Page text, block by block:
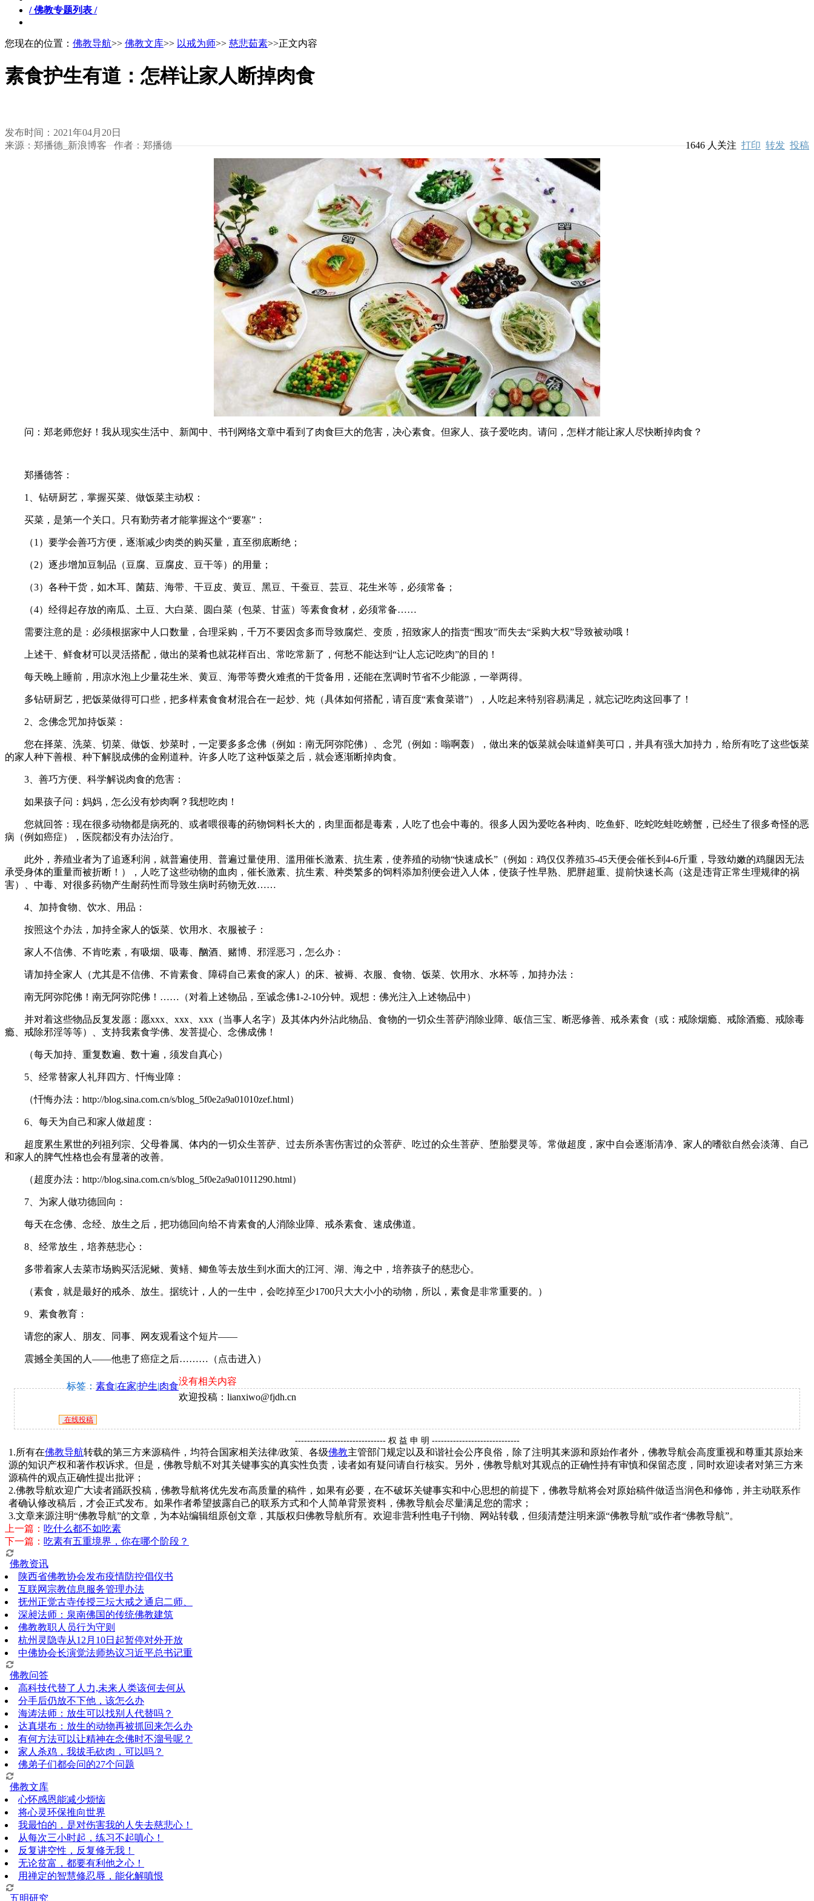
/ 佛教专题列表 /
您现在的位置： 佛教导航>> 佛教文库>> 以戒为师>> 慈悲茹素>>正文内容
素食护生有道：怎样让家人断掉肉食
发布时间：2021年04月20日
来源：郑播德_新浪博客 作者：郑播德
1646人关注 打印 转发 投稿
问：郑老师您好！我从现实生活中、新闻中、书刊网络文章中看到了肉食巨大的危害，决心素食。但家人、孩子爱吃肉。请问，怎样才能让家人尽快断掉肉食？
郑播德答：
1、钻研厨艺，掌握买菜、做饭菜主动权：
买菜，是第一个关口。只有勤劳者才能掌握这个“要塞”：
（1）要学会善巧方便，逐渐减少肉类的购买量，直至彻底断绝；
（2）逐步增加豆制品（豆腐、豆腐皮、豆干等）的用量；
（3）各种干货，如木耳、菌菇、海带、干豆皮、黄豆、黑豆、干蚕豆、芸豆、花生米等，必须常备；
（4）经得起存放的南瓜、土豆、大白菜、圆白菜（包菜、甘蓝）等素食食材，必须常备……
需要注意的是：必须根据家中人口数量，合理采购，千万不要因贪多而导致腐烂、变质，招致家人的指责“围攻”而失去“采购大权”导致被动哦！
上述干、鲜食材可以灵活搭配，做出的菜肴也就花样百出、常吃常新了，何愁不能达到“让人忘记吃肉”的目的！
每天晚上睡前，用凉水泡上少量花生米、黄豆、海带等费火难煮的干货备用，还能在烹调时节省不少能源，一举两得。
多钻研厨艺，把饭菜做得可口些，把多样素食食材混合在一起炒、炖（具体如何搭配，请百度“素食菜谱”），人吃起来特别容易满足，就忘记吃肉这回事了！
2、念佛念咒加持饭菜：
您在择菜、洗菜、切菜、做饭、炒菜时，一定要多多念佛（例如：南无阿弥陀佛）、念咒（例如：嗡啊轰），做出来的饭菜就会味道鲜美可口，并具有强大加持力，给所有吃了这些饭菜
的家人种下善根、种下解脱成佛的金刚道种。许多人吃了这种饭菜之后，就会逐渐断掉肉食。
3、善巧方便、科学解说肉食的危害：
如果孩子问：妈妈，怎么没有炒肉啊？我想吃肉！
您就回答：现在很多动物都是病死的、或者喂很毒的药物饲料长大的，肉里面都是毒素，人吃了也会中毒的。很多人因为爱吃各种肉、吃鱼虾、吃蛇吃蛙吃螃蟹，已经生了很多奇怪的恶
病（例如癌症），医院都没有办法治疗。
此外，养殖业者为了追逐利润，就普遍使用、普遍过量使用、滥用催长激素、抗生素，使养殖的动物“快速成长”（例如：鸡仅仅养殖35-45天便会催长到4-6斤重，导致幼嫩的鸡腿因无法
承受身体的重量而被折断！），人吃了这些动物的血肉，催长激素、抗生素、种类繁多的饲料添加剂便会进入人体，使孩子性早熟、肥胖超重、提前快速长高（这是违背正常生理规律的祸
害）、中毒、对很多药物产生耐药性而导致生病时药物无效……
4、加持食物、饮水、用品：
按照这个办法，加持全家人的饭菜、饮用水、衣服被子：
家人不信佛、不肯吃素，有吸烟、吸毒、酗酒、赌博、邪淫恶习，怎么办：
请加持全家人（尤其是不信佛、不肯素食、障碍自己素食的家人）的床、被褥、衣服、食物、饭菜、饮用水、水杯等，加持办法：
南无阿弥陀佛！南无阿弥陀佛！……（对着上述物品，至诚念佛1-2-10分钟。观想：佛光注入上述物品中）
并对着这些物品反复发愿：愿xxx、xxx、xxx（当事人名字）及其体内外沾此物品、食物的一切众生菩萨消除业障、皈信三宝、断恶修善、戒杀素食（或：戒除烟瘾、戒除酒瘾、戒除毒
瘾、戒除邪淫等等）、支持我素食学佛、发菩提心、念佛成佛！
（每天加持、重复数遍、数十遍，须发自真心）
5、经常替家人礼拜四方、忏悔业障：
（忏悔办法：http://blog.sina.com.cn/s/blog_5f0e2a9a01010zef.html）
6、每天为自己和家人做超度：
超度累生累世的列祖列宗、父母眷属、体内的一切众生菩萨、过去所杀害伤害过的众菩萨、吃过的众生菩萨、堕胎婴灵等。常做超度，家中自会逐渐清净、家人的嗜欲自然会淡薄、自己
和家人的脾气性格也会有显著的改善。
（超度办法：http://blog.sina.com.cn/s/blog_5f0e2a9a01011290.html）
7、为家人做功德回向：
每天在念佛、念经、放生之后，把功德回向给不肯素食的人消除业障、戒杀素食、速成佛道。
8、经常放生，培养慈悲心：
多带着家人去菜市场购买活泥鳅、黄鳝、鲫鱼等去放生到水面大的江河、湖、海之中，培养孩子的慈悲心。
（素食，就是最好的戒杀、放生。据统计，人的一生中，会吃掉至少1700只大大小小的动物，所以，素食是非常重要的。）
9、素食教育：
请您的家人、朋友、同事、网友观看这个短片——
震撼全美国的人——他患了癌症之后………（点击进入）
标签：素食|在家|护生|肉食没有相关内容
欢迎投稿：lianxiwo@fjdh.cn
在线投稿
------------------------------ 权 益 申 明 -----------------------------
1.所有在佛教导航转载的第三方来源稿件，均符合国家相关法律/政策、各级佛教主管部门规定以及和谐社会公序良俗，除了注明其来源和原始作者外，佛教导航会高度重视和尊重其原始来
源的知识产权和著作权诉求。但是，佛教导航不对其关键事实的真实性负责，读者如有疑问请自行核实。另外，佛教导航对其观点的正确性持有审慎和保留态度，同时欢迎读者对第三方来
源稿件的观点正确性提出批评；
2.佛教导航欢迎广大读者踊跃投稿，佛教导航将优先发布高质量的稿件，如果有必要，在不破坏关键事实和中心思想的前提下，佛教导航将会对原始稿件做适当润色和修饰，并主动联系作
者确认修改稿后，才会正式发布。如果作者希望披露自己的联系方式和个人简单背景资料，佛教导航会尽量满足您的需求；
3.文章来源注明“佛教导航”的文章，为本站编辑组原创文章，其版权归佛教导航所有。欢迎非营利性电子刊物、网站转载，但须清楚注明来源“佛教导航”或作者“佛教导航”。
上一篇： 吃什么都不如吃素
下一篇： 吃素有五重境界，你在哪个阶段？
佛教资讯
陕西省佛教协会发布疫情防控倡仪书
互联网宗教信息服务管理办法
抚州正觉古寺传授三坛大戒之通启二师、
深昶法师：泉南佛国的传统佛教建筑
佛教教职人员行为守则
杭州灵隐寺从12月10日起暂停对外开放
中佛协会长演觉法师热议习近平总书记重
佛教问答
高科技代替了人力,未来人类该何去何从
分手后仍放不下他，该怎么办
海涛法师：放生可以找别人代替吗？
达真堪布：放生的动物再被抓回来怎么办
有何方法可以让精神在念佛时不溜号呢？
家人杀鸡，我拔毛砍肉，可以吗？
佛弟子们都会问的27个问题
佛教文库
心怀感恩能减少烦恼
将心灵环保推向世界
我最怕的，是对伤害我的人失去慈悲心！
从每次三小时起，练习不起嗔心！
反复讲空性，反复修无我！
无论贫富，都要有利他之心！
用禅定的智慧修忍辱，能化解嗔恨
五明研究